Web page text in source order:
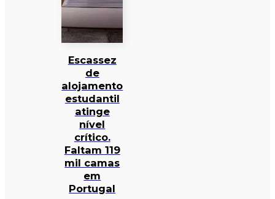
Escassez
de
alojamento
estudantil
atinge
nível
crítico.
Faltam 119
mil camas
em
Portugal